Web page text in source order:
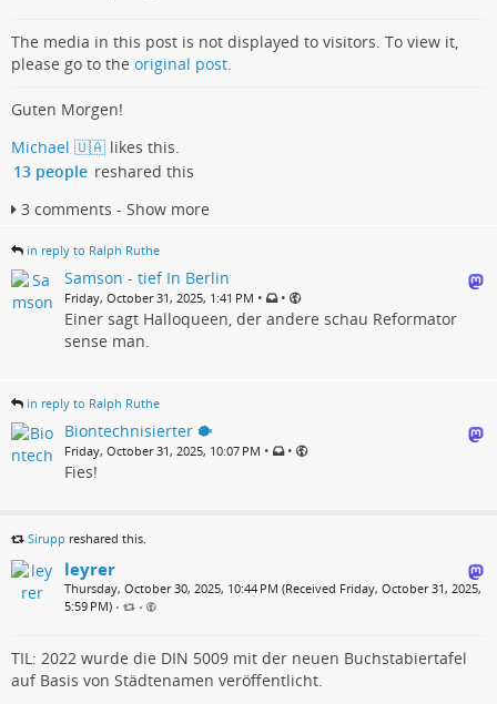
The media in this post is not displayed to visitors. To view it,
please go to the original post
Guten Morgen!
Michael 🇺🇦 likes this.
13 people reshared this
3 comments - Show more
in reply to Ralph Ruthe
Samson - tief In Berlin
Friday, October 31, 2025, 1:41 PM • •
Einer sagt Halloqueen, der andere schau Reformator
sense man.
in reply to Ralph Ruthe
Biontechnisierter 🐡
Friday, October 31, 2025, 10:07 PM • •
Fies!
Sirupp reshared this.
leyrer
Thursday, October 30, 2025, 10:44 PM (Received Friday, October 31, 2025,
5:59 PM) • •
TIL: 2022 wurde die DIN 5009 mit der neuen Buchstabiertafel
auf Basis von Städtenamen veröffentlicht.